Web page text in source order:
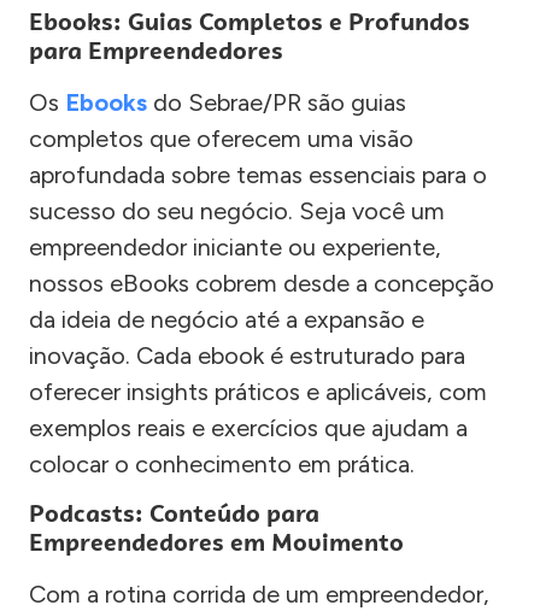
Ebooks: Guias Completos e Profundos
para Empreendedores
Os Ebooks do Sebrae/PR são guias
completos que oferecem uma visão
aprofundada sobre temas essenciais para o
sucesso do seu negócio. Seja você um
empreendedor iniciante ou experiente,
nossos eBooks cobrem desde a concepção
da ideia de negócio até a expansão e
inovação. Cada ebook é estruturado para
oferecer insights práticos e aplicáveis, com
exemplos reais e exercícios que ajudam a
colocar o conhecimento em prática.
Podcasts: Conteúdo para
Empreendedores em Movimento
Com a rotina corrida de um empreendedor,